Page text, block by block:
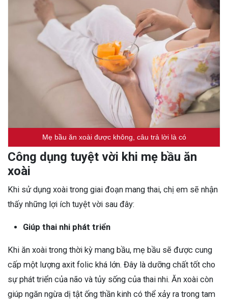
Mẹ bầu ăn xoài được không, câu trả lời là có
Công dụng tuyệt vời khi mẹ bầu ăn
xoài
Khi sử dụng xoài trong giai đoạn mang thai, chị em sẽ nhận
thấy những lợi ích tuyệt vời sau đây:
Giúp thai nhi phát triển
Khi ăn xoài trong thời kỳ mang bầu, mẹ bầu sẽ được cung
cấp một lượng axit folic khá lớn. Đây là dưỡng chất tốt cho
sự phát triển của não và tủy sống của thai nhi. Ăn xoài còn
giúp ngăn ngừa dị tật ống thần kinh có thể xảy ra trong tam